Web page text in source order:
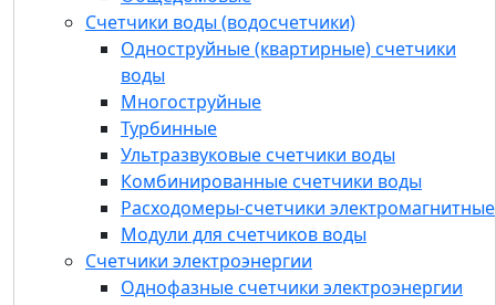
Счетчики воды (водосчетчики)
Одноструйные (квартирные) счетчики
воды
Многоструйные
Турбинные
Ультразвуковые счетчики воды
Комбинированные счетчики воды
Расходомеры-счетчики электромагнитные
Модули для счетчиков воды
Счетчики электроэнергии
Однофазные счетчики электроэнергии
воды
Многоструйные
Турбинные
Ультразвуковые счетчики воды
Комбинированные счетчики воды
Расходомеры-счетчики
электромагнитные
Модули для счетчиков воды
Счетчики электроэнергии
Однофазные счетчики электроэнергии
Трехфазные счетчики электроэнергии